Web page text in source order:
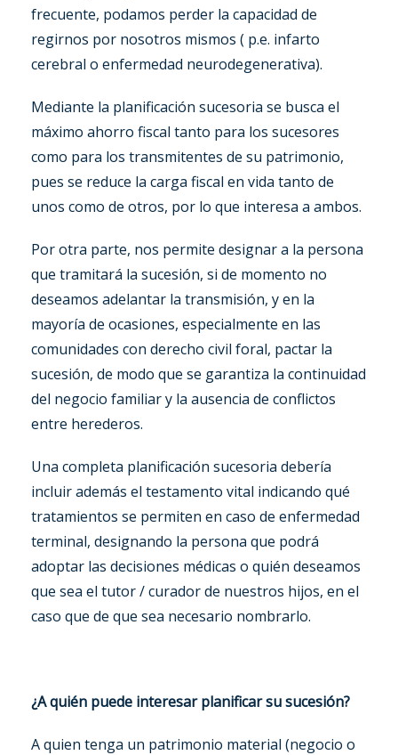
frecuente, podamos perder la capacidad de
regirnos por nosotros mismos ( p.e. infarto
cerebral o enfermedad neurodegenerativa).
Mediante la planificación sucesoria se busca el
máximo ahorro fiscal tanto para los sucesores
como para los transmitentes de su patrimonio,
pues se reduce la carga fiscal en vida tanto de
unos como de otros, por lo que interesa a ambos.
Por otra parte, nos permite designar a la persona
que tramitará la sucesión, si de momento no
deseamos adelantar la transmisión, y en la
mayoría de ocasiones, especialmente en las
comunidades con derecho civil foral, pactar la
sucesión, de modo que se garantiza la continuidad
del negocio familiar y la ausencia de conflictos
entre herederos.
Una completa planificación sucesoria debería
incluir además el testamento vital indicando qué
tratamientos se permiten en caso de enfermedad
terminal, designando la persona que podrá
adoptar las decisiones médicas o quién deseamos
que sea el tutor / curador de nuestros hijos, en el
caso que de que sea necesario nombrarlo.
¿A quién puede interesar planificar su sucesión?
A quien tenga un patrimonio material (negocio o